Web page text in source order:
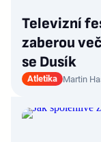
Televizní
zaberou
se Dusík
Atletika Martin